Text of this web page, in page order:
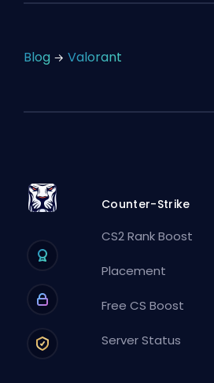
Blog Valorant
Counter-Strike
CS2 Rank Boost
Placement
Free CS Boost
Server Status